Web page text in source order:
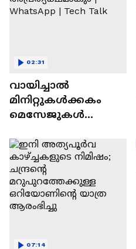
വായിച്ചാൽ
മിനിറ്റുകൾക്കകം
മെസേജുകള്‍
WhatsApp | Tech Talk
02:31
07:14